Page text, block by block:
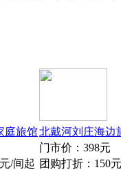
庭旅馆北戴河刘庄海边
门市价：398元
/间起 团购打折：150